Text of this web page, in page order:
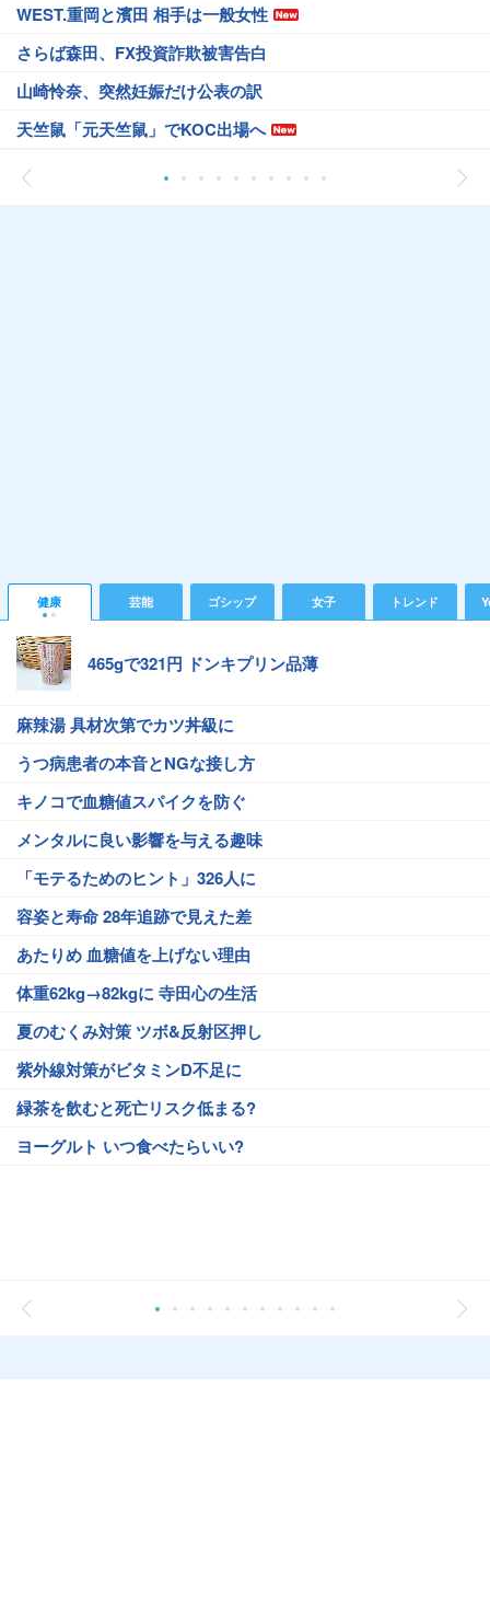
WEST.重岡と濱田 相手は一般女性
さらば森田、FX投資詐欺被害告白
山崎怜奈、突然妊娠だけ公表の訳
天竺鼠「元天竺鼠」でKOC出場へ
健康 芸能 ゴシップ 女子 トレンド
465gで321円 ドンキプリン品薄
麻辣湯 具材次第でカツ丼級に
うつ病患者の本音とNGな接し方
キノコで血糖値スパイクを防ぐ
メンタルに良い影響を与える趣味
「モテるためのヒント」326人に
容姿と寿命 28年追跡で見えた差
あたりめ 血糖値を上げない理由
体重62kg→82kgに 寺田心の生活
夏のむくみ対策 ツボ&反射区押し
紫外線対策がビタミンD不足に
緑茶を飲むと死亡リスク低まる?
ヨーグルト いつ食べたらいい?